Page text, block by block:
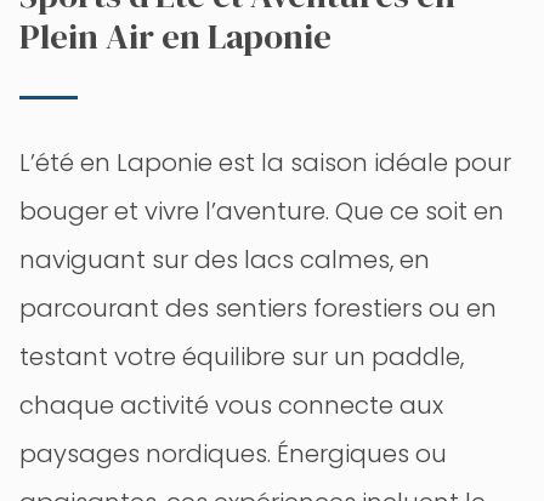
Plein Air en Laponie
L’été en Laponie est la saison idéale pour
bouger et vivre l’aventure. Que ce soit en
naviguant sur des lacs calmes, en
parcourant des sentiers forestiers ou en
testant votre équilibre sur un paddle,
chaque activité vous connecte aux
paysages nordiques. Énergiques ou